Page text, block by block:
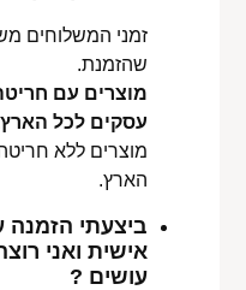
זמני המשלוחים
שהזמנת.
עסקים לכל
הארץ.
ביצעתי
אישית ואני
עושים ?